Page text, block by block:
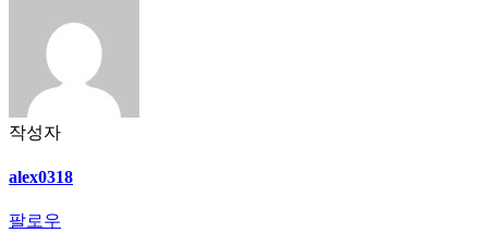
작성자
alex0318
팔로우